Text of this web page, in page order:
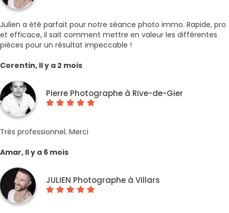
Julien a été parfait pour notre séance photo immo. Rapide, pro
et efficace, il sait comment mettre en valeur les différentes
pièces pour un résultat impeccable !
Corentin, Il y a 2 mois
Pierre Photographe à Rive-de-Gier
Très professionnel. Merci
Amar, Il y a 6 mois
JULIEN Photographe à Villars